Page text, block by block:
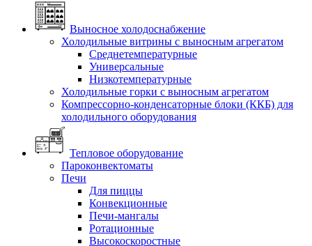
Выносное холодоснабжение
Холодильные витрины с выносным агрегатом
Среднетемпературные
Универсальные
Низкотемпературные
Холодильные горки с выносным агрегатом
Компрессорно-конденсаторные блоки (ККБ) для
холодильного оборудования
Тепловое оборудование
Пароконвектоматы
Печи
Для пиццы
Конвекционные
Печи-мангалы
Ротационные
Высокоскоростные